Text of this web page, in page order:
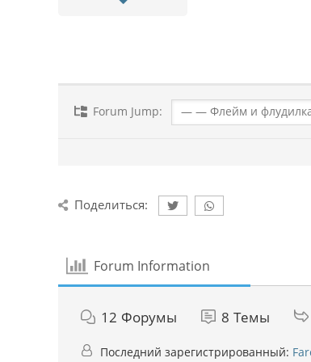
Forum Jump:
Поделиться:
Forum Information
12 Форумы 8 Темы
Последний зарегистрированный: